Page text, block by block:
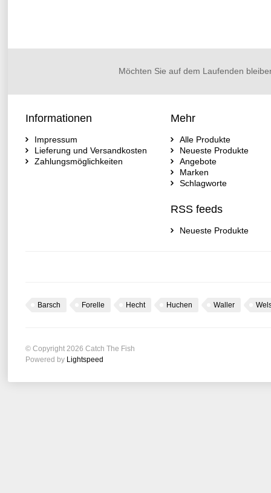
Möchten Sie auf dem Laufenden
Informationen
Impressum
Lieferung und Versandkosten
Zahlungsmöglichkeiten
Mehr
Alle Produkte
Neueste Produkte
Angebote
Marken
Schlagworte
RSS feeds
Neueste Produkte
Barsch Forelle Hecht Huchen Waller
© Copyright 2026 Catch The Fish
Powered by Lightspeed